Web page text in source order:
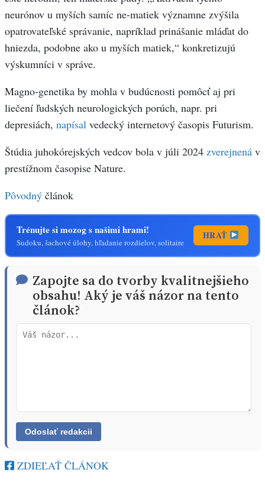
neurónov u myších samíc ne-matiek významne zvýšila
opatrovateľské správanie, napríklad prinášanie mláďat do
hniezda, podobne ako u myších matiek,“ konkretizujú
výskumníci v správe.
Magno-genetika by mohla v budúcnosti pomôcť aj pri
liečení ľudských neurologických porúch, napr. pri
depresiách, napísal vedecký internetový časopis Futurism.
Štúdia juhokórejských vedcov bola v júli 2024 zverejnená v
prestížnom časopise Nature.
Pôvodný článok
Trénujte si mozog s našimi hrami!
Sudoku, šachové úlohy, hľadanie rozdielov, solitaire
HRAŤ
Zapojte sa do tvorby kvalitnejšieho
obsahu! Aký je váš názor na tento
článok?
ZDIEĽAŤ ČLÁNOK